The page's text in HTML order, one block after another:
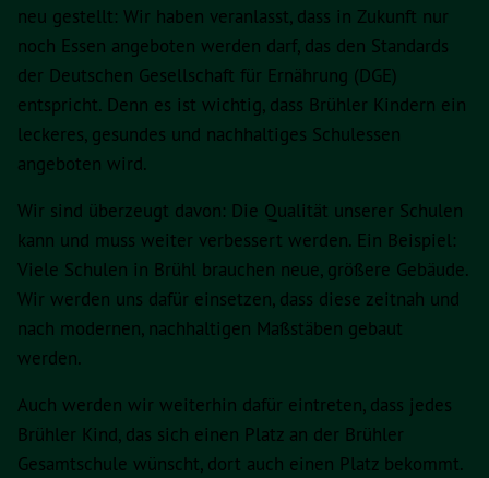
neu gestellt: Wir haben veranlasst, dass in Zukunft nur
noch Essen angeboten werden darf, das den Standards
der Deutschen Gesellschaft für Ernährung (DGE)
entspricht. Denn es ist wichtig, dass Brühler Kindern ein
leckeres, gesundes und nachhaltiges Schulessen
angeboten wird.
Wir sind überzeugt davon: Die Qualität unserer Schulen
kann und muss weiter verbessert werden. Ein Beispiel:
Viele Schulen in Brühl brauchen neue, größere Gebäude.
Wir werden uns dafür einsetzen, dass diese zeitnah und
nach modernen, nachhaltigen Maßstäben gebaut
werden.
Auch werden wir weiterhin dafür eintreten, dass jedes
Brühler Kind, das sich einen Platz an der Brühler
Gesamtschule wünscht, dort auch einen Platz bekommt.